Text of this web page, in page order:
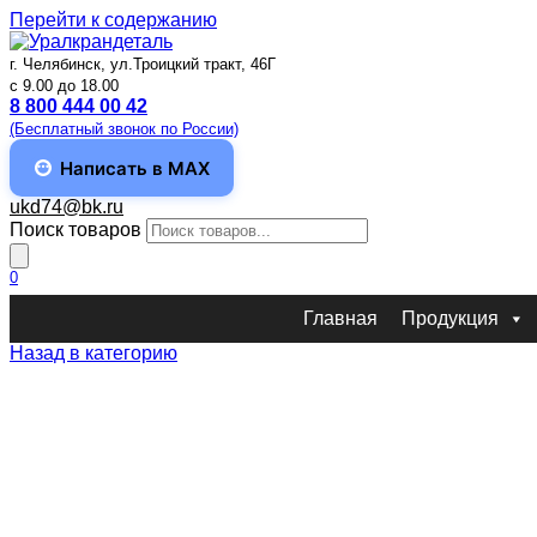
Перейти к содержанию
г. Челябинск, ул.Троицкий тракт, 46Г
c 9.00 до 18.00
8 800 444 00 42
(Бесплатный звонок по России)
Написать в MAX
ukd74@bk.ru
Поиск товаров
0
Главная Продукция
Назад в категорию